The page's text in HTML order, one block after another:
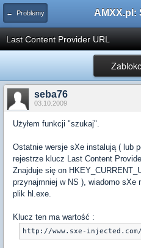
← Problemy
Last Content Provider URL
seba76
03.10.2009
Użyłem funkcji "szukaj".
Ostatnie wersje sXe instalują ( lub
rejestrze klucz Last Content
Znajduje się on
przynajmniej w NS ), wiadomo sXe
plik hl.exe.
Klucz ten ma wartość :
http://www.sxe-